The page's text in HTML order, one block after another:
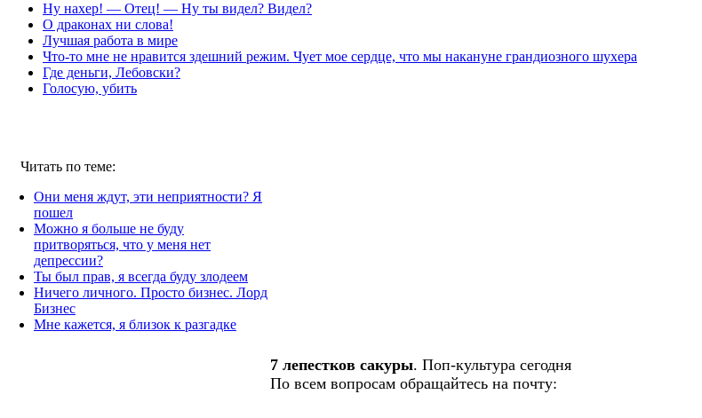
Ну нахер! — Отец! — Ну ты видел? Видел?
О драконах ни слова!
Лучшая работа в мире
Что-то мне не нравится здешний режим. Чует мое сердце, что мы накануне грандиозного шухера
Где деньги, Лебовски?
Голосую, убить
Читать по теме:
Они меня ждут, эти неприятности? Я
пошел
Можно я больше не буду
притворяться, что у меня нет
депрессии?
Ты был прав, я всегда буду злодеем
Ничего личного. Просто бизнес. Лорд
Бизнес
Мне кажется, я близок к разгадке
7 лепестков сакуры. Поп-культура сегодня
По всем вопросам обращайтесь на почту: